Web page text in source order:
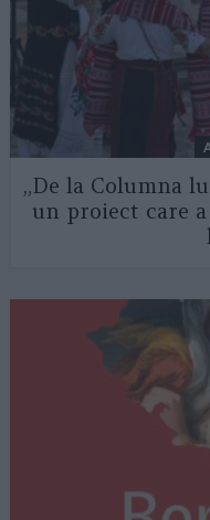
„De la Columna
un proiect care